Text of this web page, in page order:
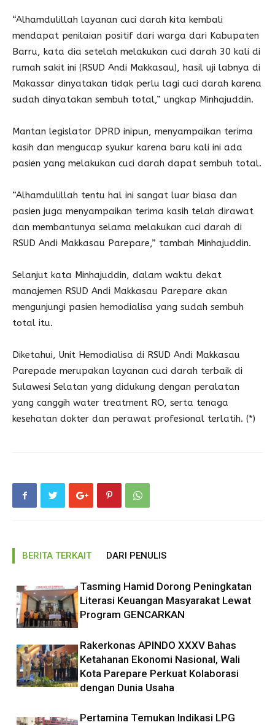
“Alhamdulillah layanan cuci darah kita kembali
mendapat penilaian positif dari warga dari Kabupaten
Barru, kata dia setelah melakukan cuci darah 30 kali di
rumah sakit ini (RSUD Andi Makkasau), hasil uji labnya di
Makassar dinyatakan tidak perlu lagi cuci darah karena
sudah dinyatakan sembuh total,” ungkap Minhajuddin.
Mantan legislator DPRD inipun, menyampaikan terima
kasih dan mengucap syukur karena baru kali ini ada
pasien yang melakukan cuci darah dapat sembuh total.
“Alhamdulillah tentu hal ini sangat luar biasa dan
pasien juga menyampaikan terima kasih telah dirawat
dan membantunya selama melakukan cuci darah di
RSUD Andi Makkasau Parepare,” tambah Minhajuddin.
Selanjut kata Minhajuddin, dalam waktu dekat
manajemen RSUD Andi Makkasau Parepare akan
mengunjungi pasien hemodialisa yang sudah sembuh
total itu.
Diketahui, Unit Hemodialisa di RSUD Andi Makkasau
Parepade merupakan layanan cuci darah terbaik di
Sulawesi Selatan yang didukung dengan peralatan
yang canggih water treatment RO, serta tenaga
kesehatan dokter dan perawat profesional terlatih. (*)
BERITA TERKAIT DARI PENULIS
Tasming Hamid Dorong Peningkatan
Literasi Keuangan Masyarakat Lewat
Program GENCARKAN
Rakerkonas APINDO XXXV Bahas
Ketahanan Ekonomi Nasional, Wali
Kota Parepare Perkuat Kolaborasi
dengan Dunia Usaha
Pertamina Temukan Indikasi LPG